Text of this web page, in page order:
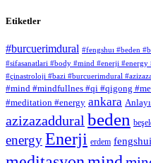
Etiketler
#burcuerimdural #fengshuı #beden
#sifasanatlari #body #mind #enerji
#çinastroloji #bazi #burcuerimdural
#mind #mindfullnes #qi #qigong
#meditation #energy ankara
azizazaddural beden
energyEnerji erdem fengshui